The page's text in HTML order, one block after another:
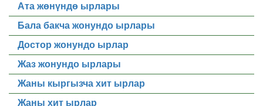
Ата жөнүндө ырлары
Бала бакча жонундо ырлары
Достор жонундо ырлар
Жаз жонундо ырлары
Жаны кыргызча хит ырлар
Жаны хит ырлар